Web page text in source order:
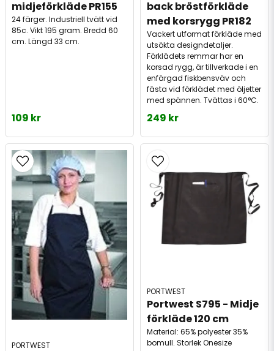
midjeförkläde PR155
24 färger. Industriell tvätt vid
85c. Vikt 195 gram. Bredd 60
cm. Längd 33 cm.
109 kr
back bröstförkläde
med korsrygg PR182
Vackert utformat förkläde med
utsökta designdetaljer.
Förklädets remmar har en
korsad rygg, är tillverkade i en
enfärgad fiskbensväv och
fästa vid förklädet med öljetter
med spännen. Tvättas i 60°C.
249 kr
PORTWEST
PORTWEST
Portwest S795 - Midje
förkläde 120 cm
Material: 65% polyester 35%
bomull. Storlek Onesize